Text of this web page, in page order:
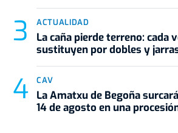
ACTUALIDAD
La caña pierde terreno: cada
sustituyen por dobles y
CAV
La Amatxu de Begoña
14 de agosto en una